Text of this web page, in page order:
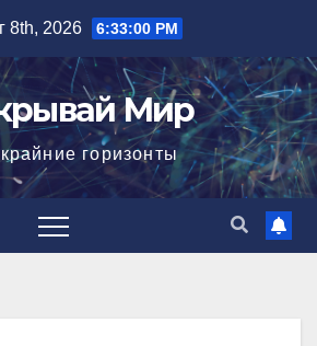
8th, 2026 6:33:01 PM
Мир
горизонты